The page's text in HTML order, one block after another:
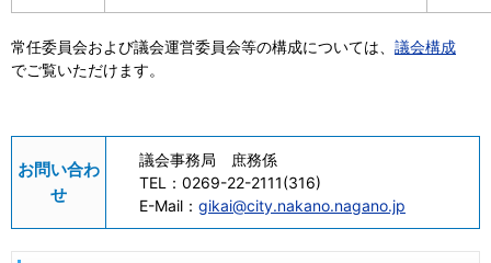
常任委員会および議会運営委員会等の構成については、 議会構成
でご覧いただけます。
お問い合わ
せ
議会事務局 庶務係
TEL： 0269-22-2111(316)
E-Mail： gikai@city.nakano.nagano.jp